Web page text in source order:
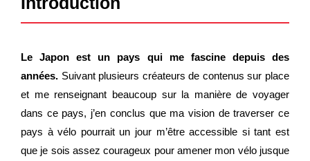
Le Japon est un pays qui me fascine depuis des
années. Suivant plusieurs créateurs de contenus sur place
et me renseignant beaucoup sur la manière de voyager
dans ce pays, j’en conclus que ma vision de traverser ce
pays à vélo pourrait un jour m’être accessible si tant est
que je sois assez courageux pour amener mon vélo jusque